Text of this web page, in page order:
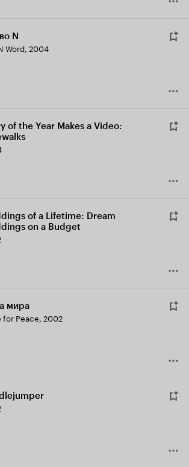
Слово N
Word, 2004
of the Year Makes a Video:
of a Lifetime: Dream
on a Budget
мира
for Peace, 2002